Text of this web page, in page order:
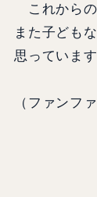
これからの
また子ども
思っています
（ファンフ